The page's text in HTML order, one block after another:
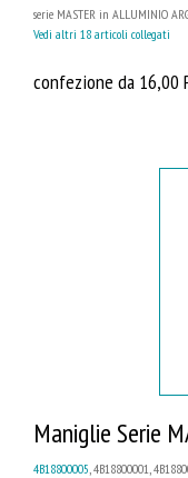
serie MASTER in ALLUMINIO
Vedi altri 18 articoli collegati
confezione da 16,00
Maniglie Serie
4B18800005 , 4B18800001,